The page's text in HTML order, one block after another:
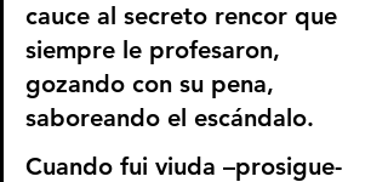
cauce al secreto rencor que
siempre le profesaron,
gozando con su pena,
saboreando el escándalo.
Cuando fui viuda –prosigue-